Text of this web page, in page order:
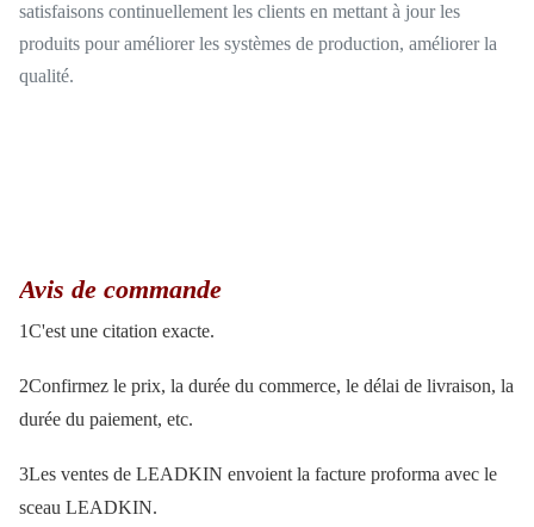
satisfaisons continuellement les clients en mettant à jour les
produits pour améliorer les systèmes de production, améliorer la
qualité.
Avis de commande
1C'est une citation exacte.
2Confirmez le prix, la durée du commerce, le délai de livraison, la
durée du paiement, etc.
3Les ventes de LEADKIN envoient la facture proforma avec le
sceau LEADKIN.